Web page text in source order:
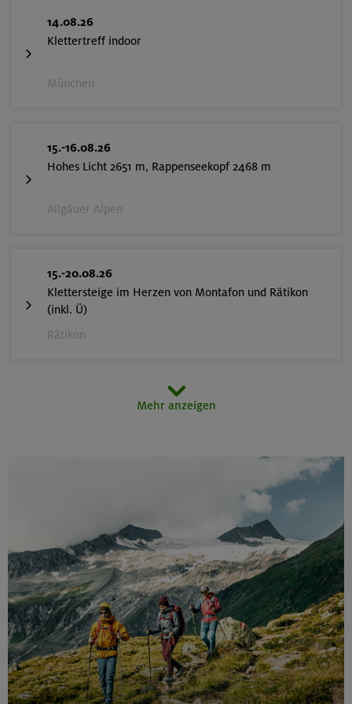
14.08.26
Klettertreff indoor
München
15.-16.08.26
Hohes Licht 2651 m, Rappenseekopf 2468 m
Allgäuer Alpen
15.-20.08.26
Klettersteige im Herzen von Montafon und Rätikon
(inkl. Ü)
Rätikon
Kinderkletterkurs für Anfänger im Altmühltal
Südlicher Frankenjura
17./18./19.08.26
Grundkurs Klettern indoor
Mehr anzeigen